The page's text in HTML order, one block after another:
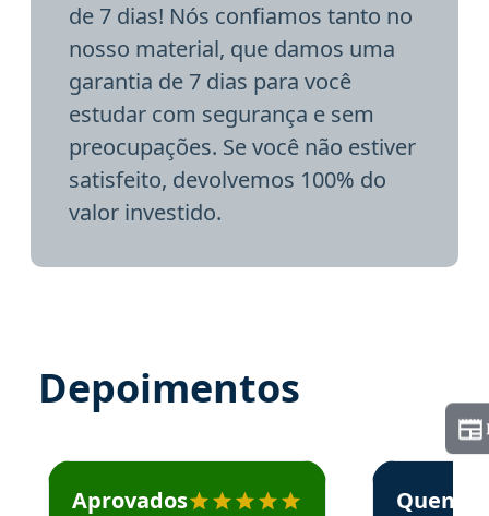
de 7 dias! Nós confiamos tanto no
nosso material, que damos uma
garantia de 7 dias para você
estudar com segurança e sem
preocupações. Se você não estiver
satisfeito, devolvemos 100% do
valor investido.
Depoimentos
Estudante José recomenda o Aprova Concursos em
Aprovados
Estudante
Quem